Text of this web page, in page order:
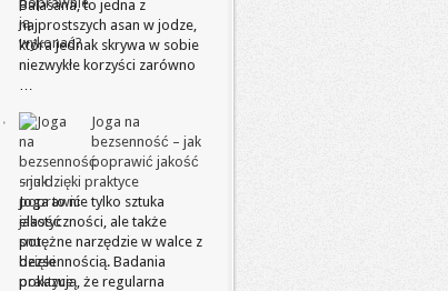
Balasana, to jedna z
najprostszych asan w jodze,
która jednak skrywa w sobie
niezwykłe korzyści zarówno
…
Joga na
bezsenność – jak
poprawić jakość
snu dzięki praktyce
Joga to nie tylko sztuka
elastyczności, ale także
potężne narzędzie w walce z
bezsennością. Badania
pokazują, że regularna